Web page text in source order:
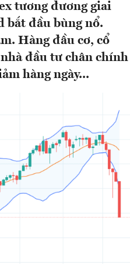
tương đương giai
đầu bùng nổ.
Hàng đầu cơ, cổ
đầu tư chân chính
hàng ngày...